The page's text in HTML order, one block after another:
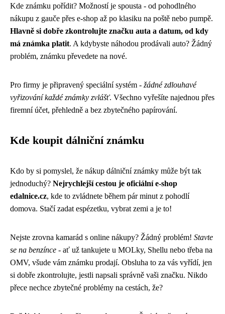
Kde známku pořídit? Možností je spousta - od pohodlného
nákupu z gauče přes e-shop až po klasiku na poště nebo pumpě.
Hlavně si dobře zkontrolujte značku auta a datum, od kdy
má známka platit. A kdybyste náhodou prodávali auto? Žádný
problém, známku převedete na nové.
Pro firmy je připravený speciální systém - žádné zdlouhavé
vyřizování každé známky zvlášť. Všechno vyřešíte najednou přes
firemní účet, přehledně a bez zbytečného papírování.
Kde koupit dálniční známku
Kdo by si pomyslel, že nákup dálniční známky může být tak
jednoduchý? Nejrychlejší cestou je oficiální e-shop
edalnice.cz, kde to zvládnete během pár minut z pohodlí
domova. Stačí zadat espézetku, vybrat zemi a je to!
Nejste zrovna kamarád s online nákupy? Žádný problém! Stavte
se na benzínce - ať už tankujete u MOLky, Shellu nebo třeba na
OMV, všude vám známku prodají. Obsluha to za vás vyřídí, jen
si dobře zkontrolujte, jestli napsali správně vaši značku. Nikdo
přece nechce zbytečné problémy na cestách, že?